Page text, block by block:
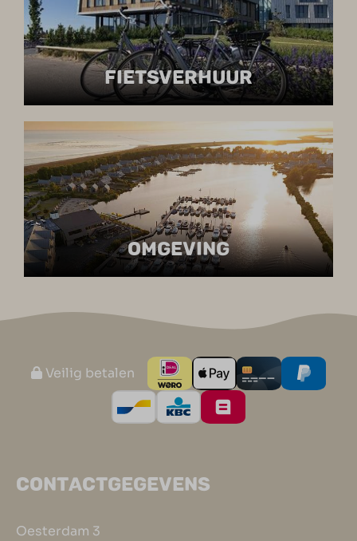
FIETSVERHUUR
OMGEVING
Veilig betalen
CONTACTGEGEVENS
Oesterdam 3